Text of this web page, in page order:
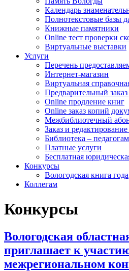
Календарь
Полнотекстовые базы
Книжные памятники
Online тест проверки
Виртуальные выставки
Услуги
Перечень
Интернет-магазин
Виртуальная
Предварительный
Online продление книг
Online заказ копий
Межбиблиотечный
Заказ и
Библиотека – педагогам
Платные услуги
Бесплатная
Конкурсы
Вологодская книга года
Коллегам
Конкурсы
Вологодская
приглашает к
межрегиональном